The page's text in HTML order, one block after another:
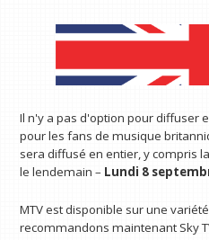
Il n'y a pas d'option pour diffuser
pour les fans de musique
sera diffusé en entier, y compris
le lendemain – Lundi 8
MTV est disponible sur une
recommandons maintenant Sky